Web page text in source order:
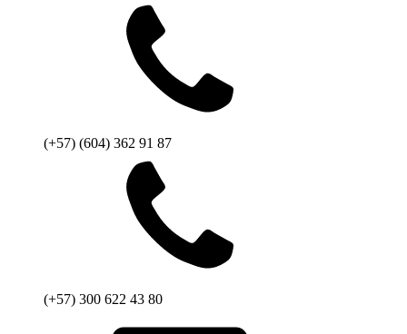
(+57) (604) 362 91 87
(+57) 300 622 43 80